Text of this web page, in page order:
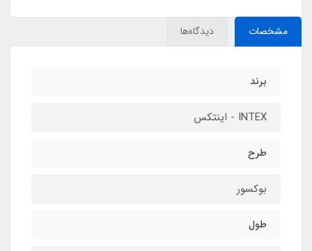
مشخصات دیدگاه‌ها
برند
INTEX - اینتکس
طرح
بوکسور
طول